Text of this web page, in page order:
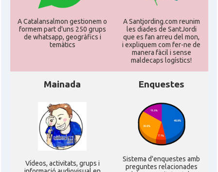
A Catalansalmon gestionem o
formem part d'uns 250 grups
de whatsapp, geogràfics i
temàtics
A Santjording.com reunim
les diades de SantJordi
que es fan arreu del mon,
i expliquem com fer-ne de
manera fàcil i sense
maldecaps logí­stics!
Mainada
Ví­deos, activitats, grups i
Enquestes
Sistema d'enquestes amb
preguntes relacionades